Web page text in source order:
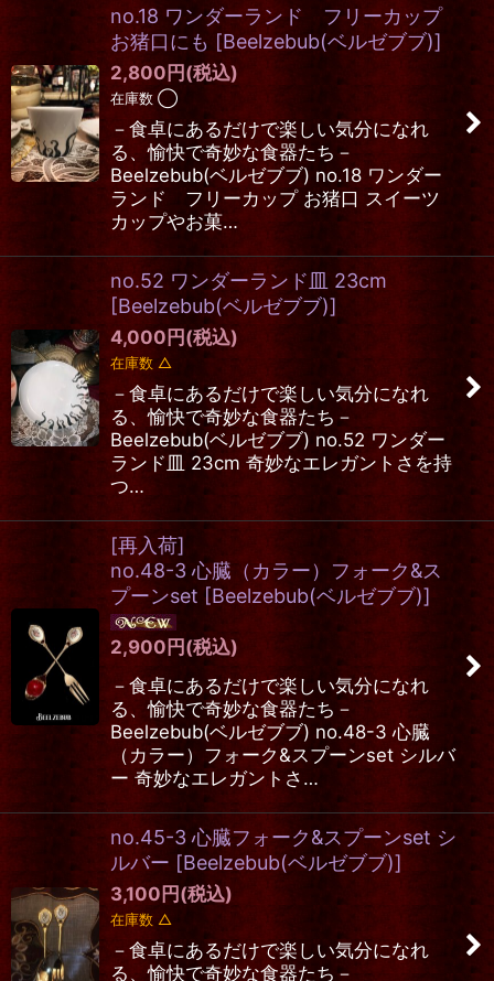
no.18 ワンダーランド フリーカップ
お猪口にも [Beelzebub(ベルゼブブ)]
2,800円(税込)
在庫数 ◯
－食卓にあるだけで楽しい気分になれ
る、愉快で奇妙な食器たち－
Beelzebub(ベルゼブブ) no.18 ワンダー
ランド フリーカップ お猪口 スイーツ
カップやお菓…
no.52 ワンダーランド皿 23cm
[Beelzebub(ベルゼブブ)]
4,000円(税込)
在庫数 △
－食卓にあるだけで楽しい気分になれ
る、愉快で奇妙な食器たち－
Beelzebub(ベルゼブブ) no.52 ワンダー
ランド皿 23cm 奇妙なエレガントさを持
つ…
[再入荷]
no.48-3 心臓（カラー）フォーク&ス
プーンset [Beelzebub(ベルゼブブ)]
2,900 円 (税込)
－食卓にあるだけで楽しい気分になれ
る、愉快で奇妙な食器たち－
Beelzebub(ベルゼブブ) no.48-3 心臓
（カラー）フォーク&スプーンset シルバ
ー 奇妙なエレガントさ…
no.45-3 心臓フォーク&スプーンset シ
ルバー [Beelzebub(ベルゼブブ)]
3,100 円 (税込)
在庫数 △
－食卓にあるだけで楽しい気分になれ
る、愉快で奇妙な食器たち－